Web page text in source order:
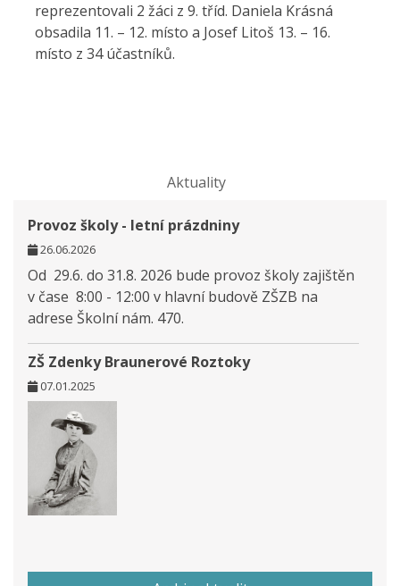
reprezentovali 2 žáci z 9. tříd. Daniela Krásná
obsadila 11. – 12. místo a Josef Litoš 13. – 16.
místo z 34 účastníků.
Aktuality
Provoz školy - letní prázdniny
26.06.2026
Od 29.6. do 31.8. 2026 bude provoz školy zajištěn
v čase 8:00 - 12:00 v hlavní budově ZŠZB na
adrese Školní nám. 470.
ZŠ Zdenky Braunerové Roztoky
07.01.2025